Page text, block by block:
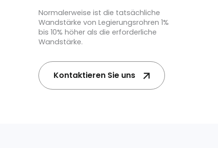
Normalerweise ist die tatsächliche
Wandstärke von Legierungsrohren 1%
bis 10% höher als die erforderliche
Wandstärke.
Kontaktieren Sie uns